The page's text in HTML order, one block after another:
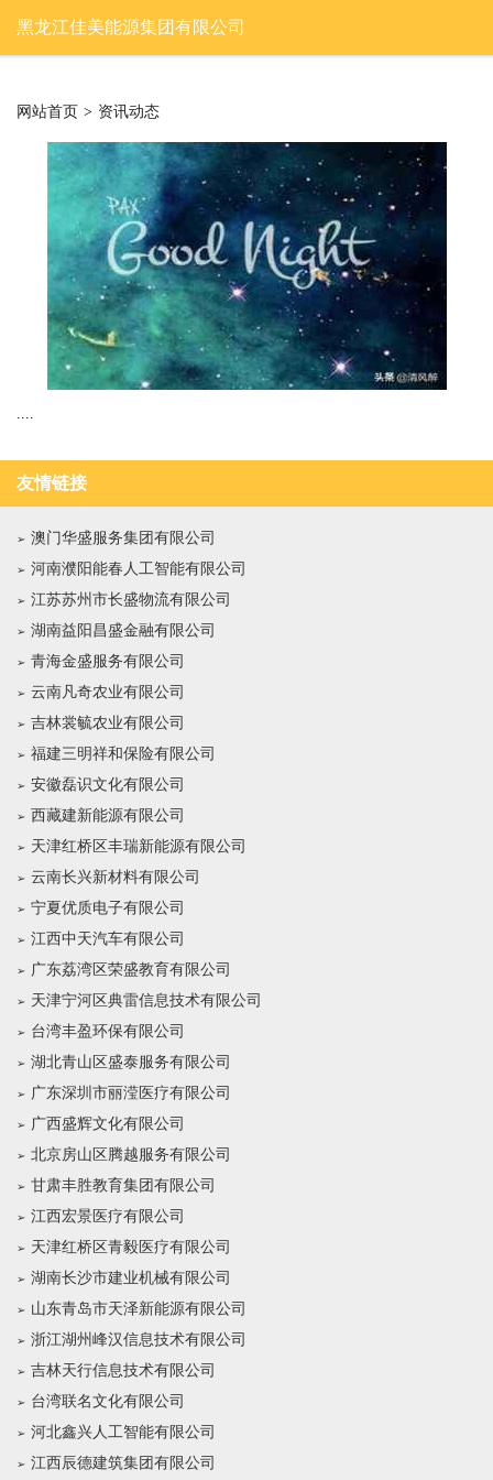
黑龙江佳美能源集团有限公司
网站首页 > 资讯动态
....
友情链接
澳门华盛服务集团有限公司
河南濮阳能春人工智能有限公司
江苏苏州市长盛物流有限公司
湖南益阳昌盛金融有限公司
青海金盛服务有限公司
云南凡奇农业有限公司
吉林裳毓农业有限公司
福建三明祥和保险有限公司
安徽磊识文化有限公司
西藏建新能源有限公司
天津红桥区丰瑞新能源有限公司
云南长兴新材料有限公司
宁夏优质电子有限公司
江西中天汽车有限公司
广东荔湾区荣盛教育有限公司
天津宁河区典雷信息技术有限公司
台湾丰盈环保有限公司
湖北青山区盛泰服务有限公司
广东深圳市丽滢医疗有限公司
广西盛辉文化有限公司
北京房山区腾越服务有限公司
甘肃丰胜教育集团有限公司
江西宏景医疗有限公司
天津红桥区青毅医疗有限公司
湖南长沙市建业机械有限公司
山东青岛市天泽新能源有限公司
浙江湖州峰汉信息技术有限公司
吉林天行信息技术有限公司
台湾联名文化有限公司
河北鑫兴人工智能有限公司
江西辰德建筑集团有限公司